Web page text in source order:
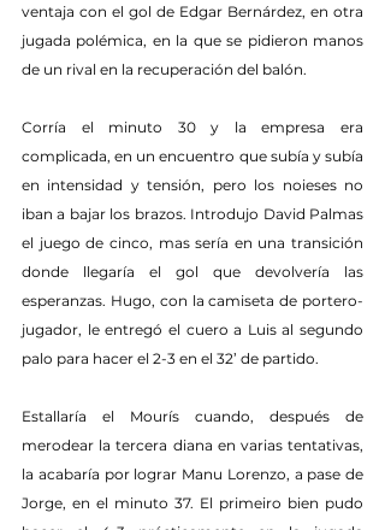
ventaja con el gol de Edgar Bernárdez, en otra
jugada polémica, en la que se pidieron manos
de un rival en la recuperación del balón.
Corría el minuto 30 y la empresa era
complicada, en un encuentro que subía y subía
en intensidad y tensión, pero los noieses no
iban a bajar los brazos. Introdujo David Palmas
el juego de cinco, mas sería en una transición
donde llegaría el gol que devolvería las
esperanzas. Hugo, con la camiseta de portero-
jugador, le entregó el cuero a Luis al segundo
palo para hacer el 2-3 en el 32’ de partido.
Estallaría el Mourís cuando, después de
merodear la tercera diana en varias tentativas,
la acabaría por lograr Manu Lorenzo, a pase de
Jorge, en el minuto 37. El primeiro bien pudo